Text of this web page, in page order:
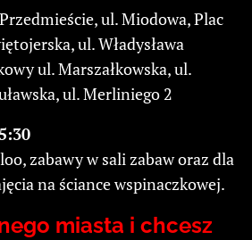
ul. Miodowa, Plac
ul. Władysława
ul. Marszałkowska, ul.
ul. Merliniego 2
zabawy w sali zabaw oraz dla
na ściance wspinaczkowej.
miasta i chcesz